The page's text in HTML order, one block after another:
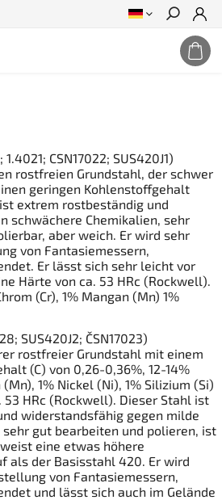
Suchen
CSN17022; SUS420J1)
rostfreien Grundstahl, der schwer
geringen Kohlenstoffgehalt
extrem rostbeständig und
schwächere Chemikalien, sehr
aber weich. Er wird sehr
von Fantasiemessern,
Er lässt sich sehr leicht vor
Härte von ca. 53 HRc (Rockwell).
(Cr), 1% Mangan (Mn) 1%
SUS420J2; ČSN17023)
rostfreier Grundstahl mit einem
(C) von 0,26-0,36%, 12-14%
(Mn), 1% Nickel (Ni), 1% Silizium (Si)
53 HRc (Rockwell). Dieser Stahl ist
widerstandsfähig gegen milde
gut bearbeiten und polieren, ist
eine etwas höhere
als der Basisstahl 420. Er wird
von Fantasiemessern,
und lässt sich auch im Gelände